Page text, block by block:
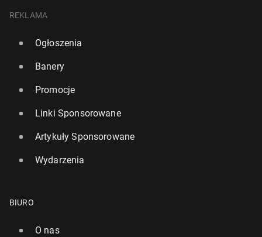
REKLAMA
Ogłoszenia
Banery
Promocje
Linki Sponsorowane
Artykuły Sponsorowane
Wydarzenia
BIURO
O nas